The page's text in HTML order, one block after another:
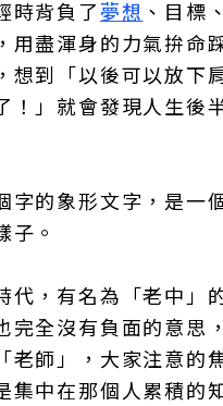
時背負了夢想 、目標
用盡渾身的力氣拚命
想到「以後可以放下
！」就會發現人生後
字的象形文字，是一
子。
代，有名為「老中」
完全沒有負面的意思
老師」，大家注意的
集中在那個人累積的